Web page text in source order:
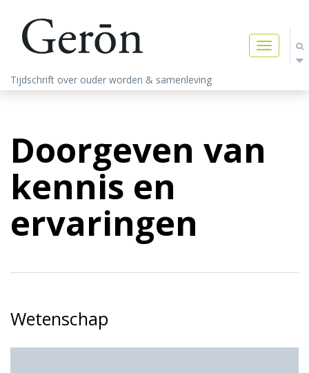
Toggle
navigation
Tijdschrift over ouder worden & samenleving
Doorgeven van
kennis en
ervaringen
Wetenschap